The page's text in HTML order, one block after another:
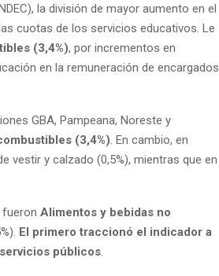
la división de mayor aumento en el
cuotas de los servicios educativos. Le
(3,4%), por incrementos en
en la remuneración de encargados
GBA, Pampeana, Noreste y
(3,4%) . En cambio, en
vestir y calzado (0,5%), mientras que en
Alimentos y bebidas no
El primero traccionó el indicador a
públicos